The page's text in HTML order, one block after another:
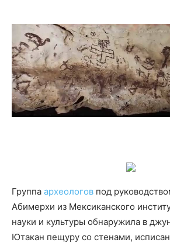
Группа археологов под
Абимерхи из Мексиканского
науки и культуры обнаружила в
Ютакан пещуру со стенами,